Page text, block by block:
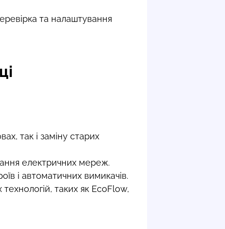
та налаштування
так і заміну старих
електричних мереж.
і автоматичних вимикачів.
таких як EcoFlow,